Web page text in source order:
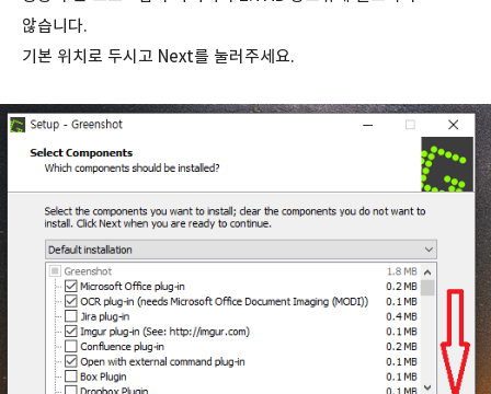
않습니다.
기본 위치로 두시고 Next를 눌러주세요.